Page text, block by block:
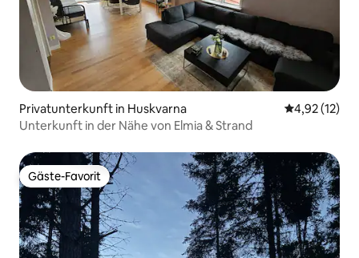
Privatunterkunft in Huskvarna
4,92 (12)
Unterkunft in der Nähe von Elmia & Strand
Gäste-Favorit
Gäste-Favorit